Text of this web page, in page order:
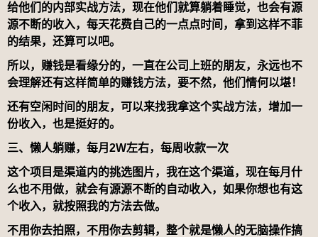
给他们的内部实战方法，现在他们就算躺着睡觉，也会有源
源不断的收入，每天花费自己的一点点时间，拿到这样不菲
的结果，还算可以吧。
所以，赚钱是看缘分的，一直在公司上班的朋友，永远也不
会理解还有这样简单的赚钱方法，要不然，他们情何以堪！
还有空闲时间的朋友，可以来找我拿这个实战方法，增加一
份收入，也是挺好的。
三、懒人躺赚，每月2W左右，每周 收款一次
这个项目是渠道内的挑选图片，我在这个渠道，现在每月什
么也不用做，就会有源源不断的自动收入，如果你想也有这
个收入，就按照我的方法去做。
不用你去拍照，不用你去剪辑，整个就是懒人的无脑操作搞